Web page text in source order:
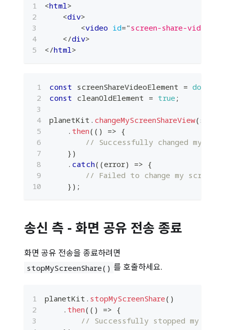
<html>
<div>
<video id="screen-share-video
</div>
</html>
const screenShareVideoElement =
const cleanOldElement = true ;
planetKit . changeMyScreenShareView(
. then( ( ) => {
// Successfully changed my
} )
. catch( (error) => {
// Failed to change my screen
} ) ;
송신 측 - 화면 공유 전송 종료
​화면 공유 전송을 종료하려면
stopMyScreenShare() 를 호출하세요.
planetKit . stopMyScreenShare( )
. then( ( ) => {
// Successfully stopped my